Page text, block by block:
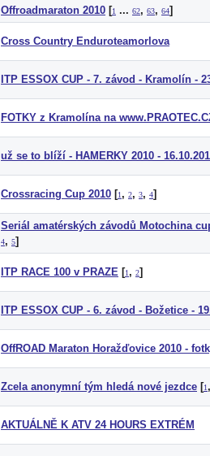
Offroadmaraton 2010 [1 ... 62, 63, 64]
Cross Country Enduroteamorlova
ITP ESSOX CUP - 7. závod - Kramolín -
FOTKY z Kramolína na
už se to blíží - HAMERKY 2010 -
Crossracing Cup 2010 [1 , 2, 3, 4]
Seriál amatérských závodů Motochina
4, 5]
ITP RACE 100 v PRAZE [1 , 2]
ITP ESSOX CUP - 6. závod - Božetice -
OffROAD Maraton Horažďovice 2010 -
Zcela anonymní tým hledá nové jezdce [1
AKTUÁLNĚ K ATV 24 HOURS EXTRÉM